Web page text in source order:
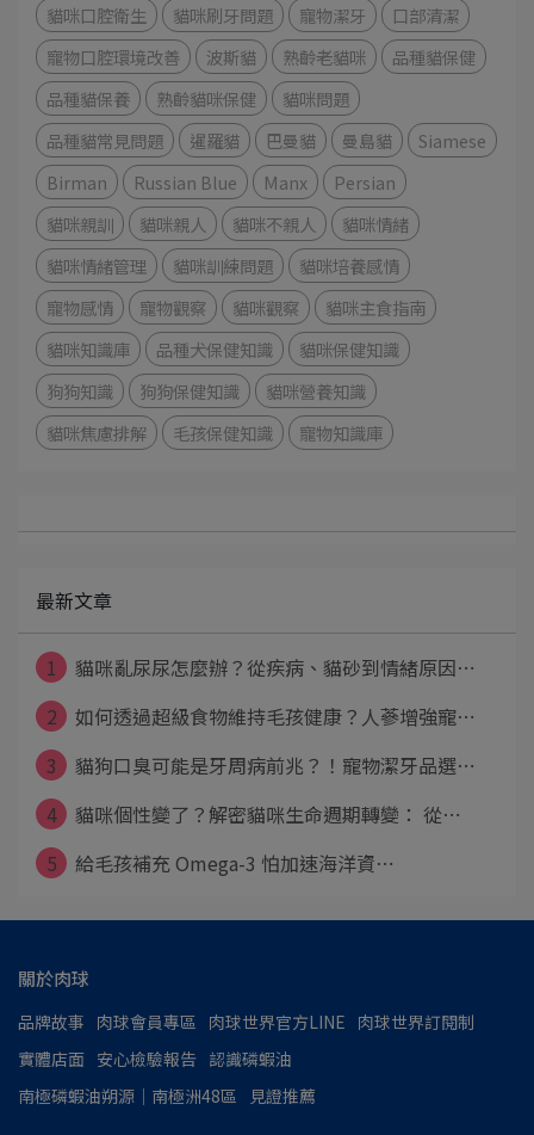
貓咪口腔衛生
貓咪刷牙問題 寵物潔牙
口部清潔
寵物口腔環境改善
波斯貓 熟齡老貓咪
品種貓保健
品種貓保養
熟齡貓咪保健
貓咪問題
品種貓常見問題
暹羅貓 巴曼貓 曼島貓
Siamese
Birman
Russian Blue Manx
Persian
貓咪親訓
貓咪親人 貓咪不親人
貓咪情緒
貓咪情緒管理
貓咪訓練問題
貓咪培養感情
寵物感情
寵物觀察 貓咪觀察
貓咪主食指南
貓咪知識庫
品種犬保健知識
貓咪保健知識
狗狗知識
狗狗保健知識
貓咪營養知識
貓咪焦慮排解
毛孩保健知識 寵物知識庫
最新文章
1
貓咪亂尿尿怎麼辦？從疾病、貓砂到情緒原因⋯
2
如何透過超級食物維持毛孩健康？人蔘增強寵⋯
3
貓狗口臭可能是牙周病前兆？！寵物潔牙品選⋯
4
貓咪個性變了？解密貓咪生命週期轉變： 從⋯
5
給毛孩補充 Omega-3 怕加速海洋資⋯
關於肉球
品牌故事 肉球會員專區 肉球世界官方LINE 肉球世界訂閱制
實體店面 安心檢驗報告 認識磷蝦油
南極磷蝦油朔源│南極洲48區
見證推薦